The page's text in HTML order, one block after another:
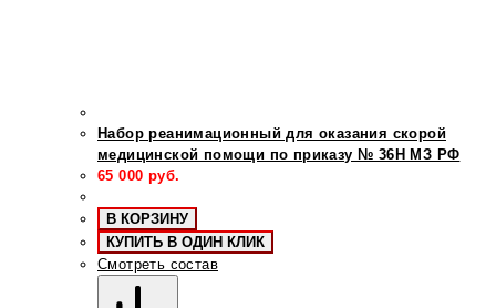
Набор реанимационный для оказания скорой
медицинской помощи по приказу № 36Н МЗ РФ
65 000 руб.
В КОРЗИНУ
КУПИТЬ В ОДИН КЛИК
Смотреть состав